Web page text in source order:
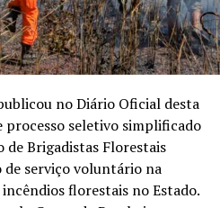
no Diário Oficial desta
processo seletivo simplificado
de Brigadistas Florestais
de serviço voluntário na
florestais no Estado.